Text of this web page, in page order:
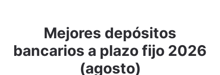
Adjuntar imagen
Mejores depósitos
bancarios a plazo fijo 2026
(agosto)